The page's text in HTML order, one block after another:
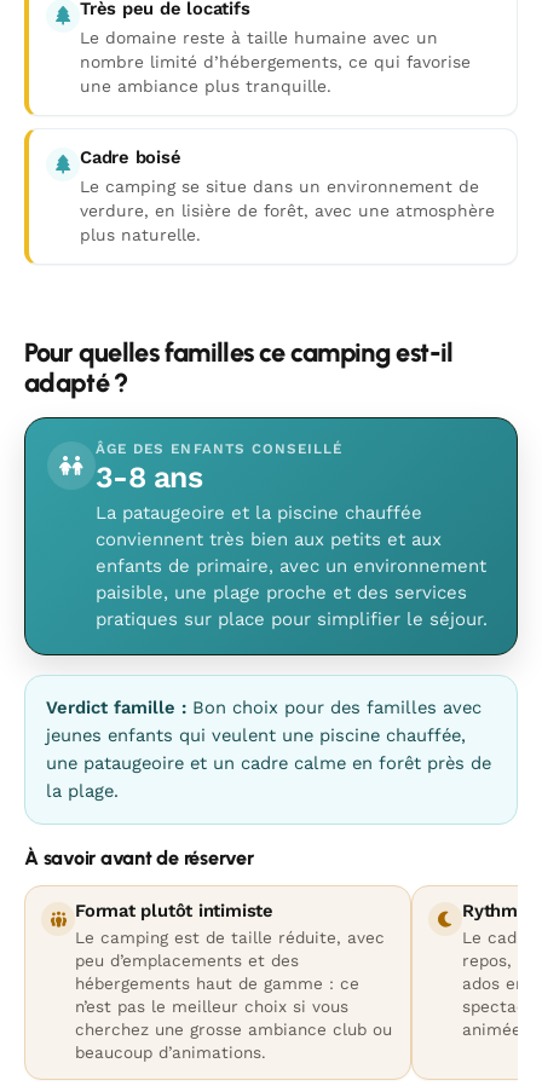
Très peu de locatifs
Le domaine reste à taille humaine avec un
nombre limité d’hébergements, ce qui favorise
une ambiance plus tranquille.
Cadre boisé
Le camping se situe dans un environnement de
verdure, en lisière de forêt, avec une atmosphère
plus naturelle.
Pour quelles familles ce camping est-il
adapté ?
ÂGE DES ENFANTS CONSEILLÉ
3-8 ans
La pataugeoire et la piscine chauffée
conviennent très bien aux petits et aux
enfants de primaire, avec un environnement
paisible, une plage proche et des services
pratiques sur place pour simplifier le séjour.
Verdict famille : Bon choix pour des familles avec
jeunes enfants qui veulent une piscine chauffée,
une pataugeoire et un cadre calme en forêt près de
la plage.
À savoir avant de réserver
Format plutôt intimiste
Le camping est de taille réduite, avec
peu d’emplacements et des
hébergements haut de gamme : ce
n’est pas le meilleur choix si vous
cherchez une grosse ambiance club ou
beaucoup d’animations.
Rythme
Le cadre
repos,
ados en
animées.